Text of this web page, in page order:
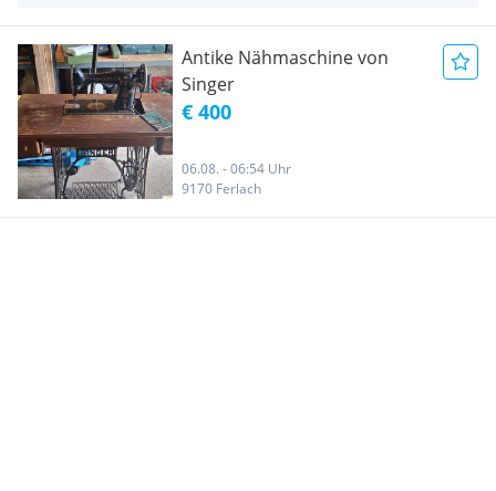
Antike Nähmaschine von
Singer
€ 400
06.08. - 06:54 Uhr
9170 Ferlach